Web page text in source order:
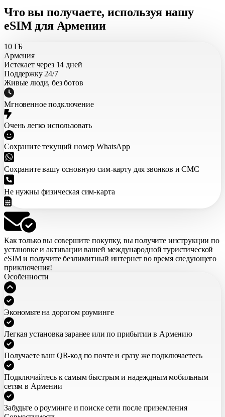
Что вы получаете, используя нашу
eSIM для Армении
10 ГБ
Армения
Истекает через 14 дней
Поддержку 24/7
Живые люди, без ботов
Мгновенное подключение
Очень легко использовать
Сохраните текущий номер WhatsApp
Сохраните вашу основную сим-карту для звонков и СМС
Не нужны физическая сим-карта
Как только вы совершите покупку, вы получите инструкции по
установке и активации вашей международной туристической
eSIMи получите безлимитный интернет во время следующего
приключения!
Особенности
Экономьте на дорогом роуминге
Легкая установка заранее или по прибытии в Армению
Получаете ваш QR-код по почте и сразу же подключаетесь
Подключайтесь к самым быстрым и надеждным мобильным
сетям в Армении
Забудьте о роуминге и поиске сети после приземления